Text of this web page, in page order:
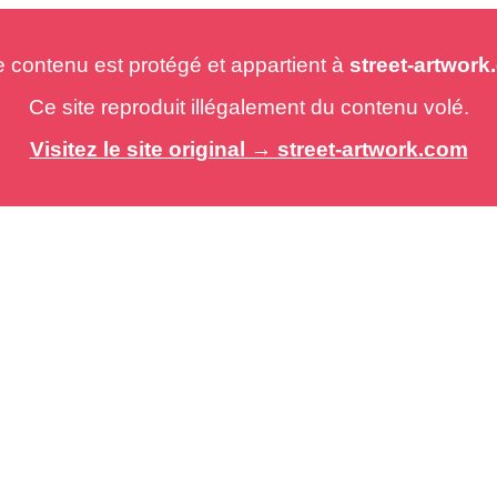
est protégé et appartient à street-
Ce site reproduit illégalement du contenu volé.
Visitez le site original → street-artwork.com